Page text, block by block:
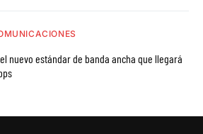
el nuevo estándar de banda ancha que llegará